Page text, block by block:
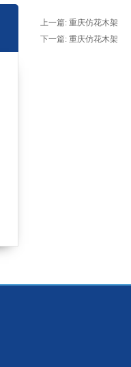
上一篇: 重庆仿花木架
下一篇: 重庆仿花木架